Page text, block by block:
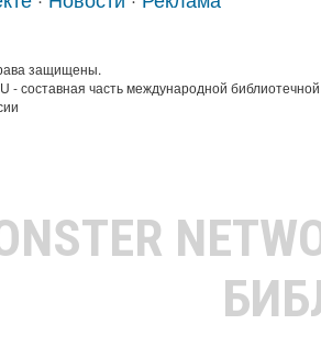
защищены.
- составная часть международной